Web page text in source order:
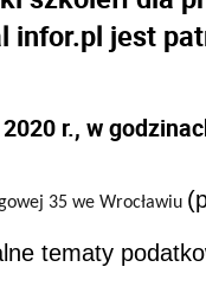
infor.pl jest
r., w
35 we Wrocławiu
tematy